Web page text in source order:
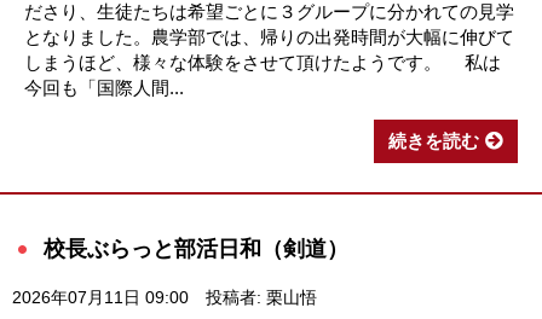
ださり、生徒たちは希望ごとに３グループに分かれての見学
となりました。農学部では、帰りの出発時間が大幅に伸びて
しまうほど、様々な体験をさせて頂けたようです。 私は
今回も「国際人間...
続きを読む
校長ぶらっと部活日和（剣道）
2026年07月11日 09:00 投稿者: 栗山悟